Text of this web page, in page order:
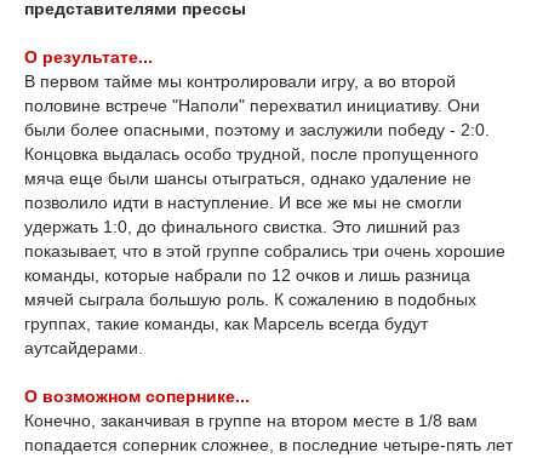
представителями прессы
О результате...
В первом тайме мы контролировали игру, а во второй
половине встрече "Наполи" перехватил инициативу. Они
были более опасными, поэтому и заслужили победу - 2:0.
Концовка выдалась особо трудной, после пропущенного
мяча еще были шансы отыграться, однако удаление не
позволило идти в наступление. И все же мы не смогли
удержать 1:0, до финального свистка. Это лишний раз
показывает, что в этой группе собрались три очень хорошие
команды, которые набрали по 12 очков и лишь разница
мячей сыграла большую роль. К сожалению в подобных
группах, такие команды, как Марсель всегда будут
аутсайдерами.
О возможном сопернике...
Конечно, заканчивая в группе на втором месте в 1/8 вам
попадается соперник сложнее, в последние четыре-пять лет